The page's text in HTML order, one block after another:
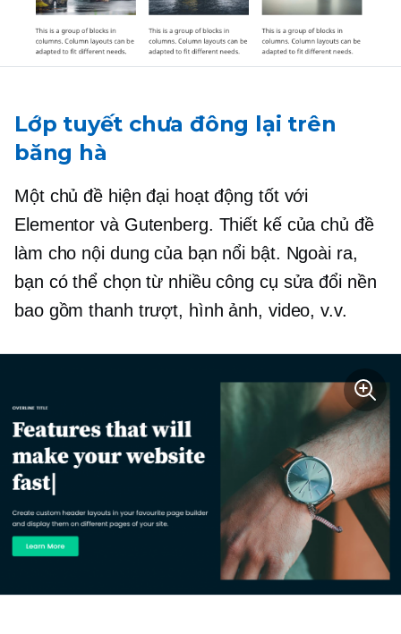
Lớp tuyết chưa đông lại trên
băng hà
Một chủ đề hiện đại hoạt động tốt với
Elementor và Gutenberg. Thiết kế của chủ đề
làm cho nội dung của bạn nổi bật. Ngoài ra,
bạn có thể chọn từ nhiều công cụ sửa đổi nền
bao gồm thanh trượt, hình ảnh, video, v.v.